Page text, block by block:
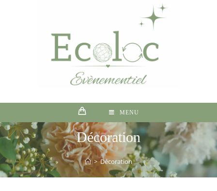
MENU
Décoration
> Décoration